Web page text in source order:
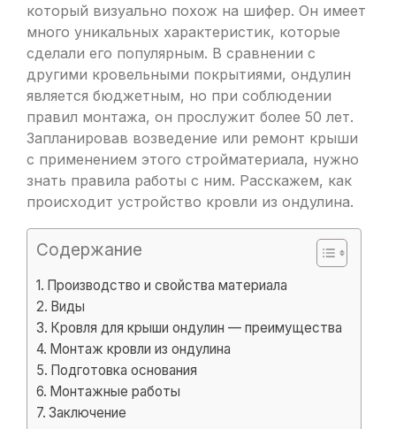
который визуально похож на шифер. Он имеет
много уникальных характеристик, которые
сделали его популярным. В сравнении с
другими кровельными покрытиями, ондулин
является бюджетным, но при соблюдении
правил монтажа, он прослужит более 50 лет.
Запланировав возведение или ремонт крыши
с применением этого стройматериала, нужно
знать правила работы с ним. Расскажем, как
происходит устройство кровли из ондулина.
Содержание
Производство и свойства материала
Виды
Кровля для крыши ондулин — преимущества
Монтаж кровли из ондулина
Подготовка основания
Монтажные работы
Заключение